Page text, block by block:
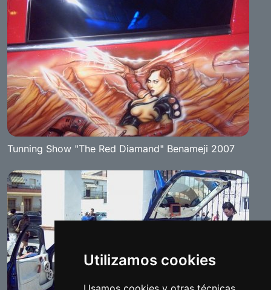
Utilizamos cookies
Tunning Show "The Red Diamand" Benameji 2007